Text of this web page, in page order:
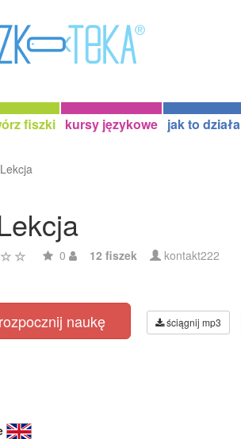
fiszki kursy językowe jak to działa
0 12 fiszek kontakt222
naukę ściągnij mp3